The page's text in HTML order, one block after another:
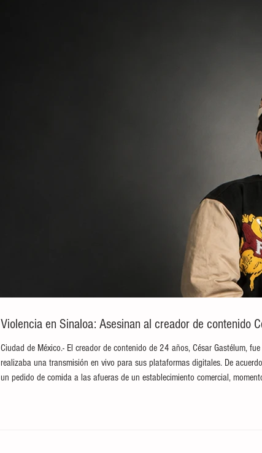
Violencia en Sinaloa: Asesinan al creador de contenido
Ciudad de México.- El creador de contenido de 24 años, César Gastélum,
realizaba una transmisión en vivo para sus plataformas digitales. De
un pedido de comida a las afueras de un establecimiento comercial,